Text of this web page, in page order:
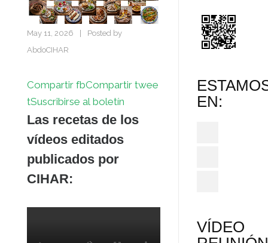
May 11, 2026
Posted by
AbdoCIHAR
Compartir fbCompartir twee
tSuscribirse al boletín
Las recetas de los
vídeos editados
publicados por
CIHAR:
EN:
VÍDEO